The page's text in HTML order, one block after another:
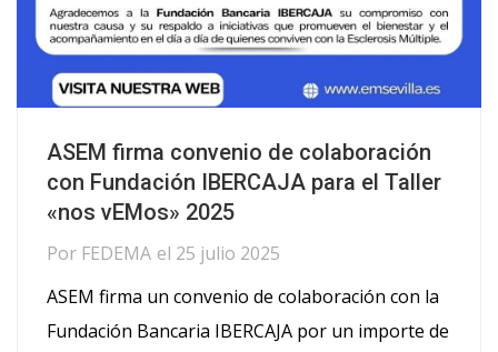
ASEM firma convenio de colaboración
con Fundación IBERCAJA para el Taller
«nos vEMos» 2025
Por FEDEMA el 25 julio 2025
ASEM firma un convenio de colaboración con la
Fundación Bancaria IBERCAJA por un importe de